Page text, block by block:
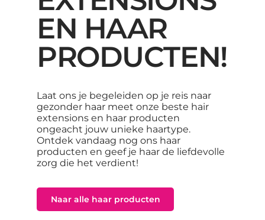
EN HAAR
PRODUCTEN!
Laat ons je begeleiden op je reis naar
gezonder haar meet onze beste hair
extensions en haar producten
ongeacht jouw unieke haartype.
Ontdek vandaag nog ons haar
producten en geef je haar de liefdevolle
zorg die het verdient!
Naar alle haar producten